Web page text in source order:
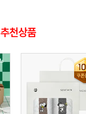
추천상품